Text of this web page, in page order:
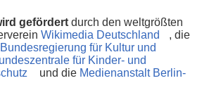
gefördert durch den weltgrößten
Wikimedia Deutschland
, die
für Kultur und
für Kinder- und
und die Medienanstalt Berlin-